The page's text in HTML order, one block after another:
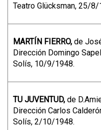
Teatro Glücksman, 25/8/
MARTÍN FIERRO, de
Dirección Domingo
Solís, 10/9/1948.
TU JUVENTUD, de
Dirección Carlos
Solís, 2/10/1948.